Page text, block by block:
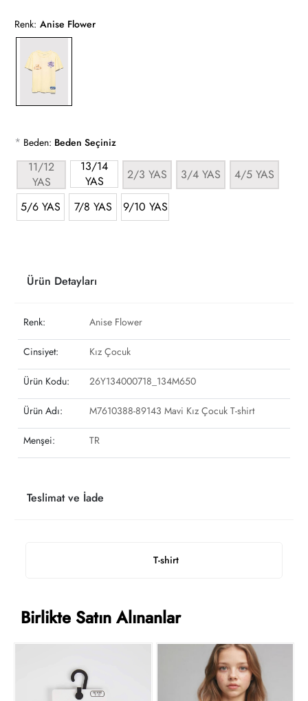
Renk: Anise Flower
* Beden: Beden Seçiniz
11/12
YAS
13/14
YAS
2/3 YAS 3/4 YAS 4/5 YAS
5/6 YAS 7/8 YAS 9/10 YAS
T-shirt
Ürün Detayları
Renk: Anise Flower
Cinsiyet: Kız Çocuk
Ürün Kodu: 26Y134000718_134M650
Ürün Adı: M7610388-89143 Mavi Kız Çocuk T-shirt
Menşei: TR
Teslimat ve İade
Birlikte Satın Alınanlar